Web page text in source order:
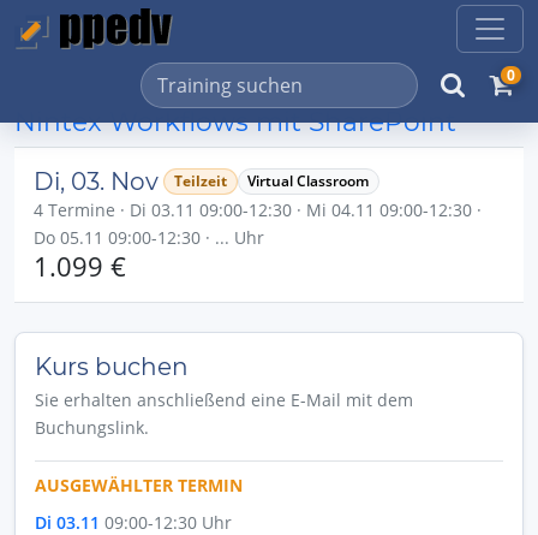
0
Nintex Workflows mit SharePoint
Di, 03. Nov Teilzeit Virtual Classroom
4 Termine · Di 03.11 09:00-12:30 · Mi 04.11 09:00-12:30 ·
Do 05.11 09:00-12:30 · ... Uhr
1.099 €
Kurs buchen
Sie erhalten anschließend eine E-Mail mit dem
Buchungslink.
AUSGEWÄHLTER TERMIN
Di 03.11 09:00-12:30 Uhr